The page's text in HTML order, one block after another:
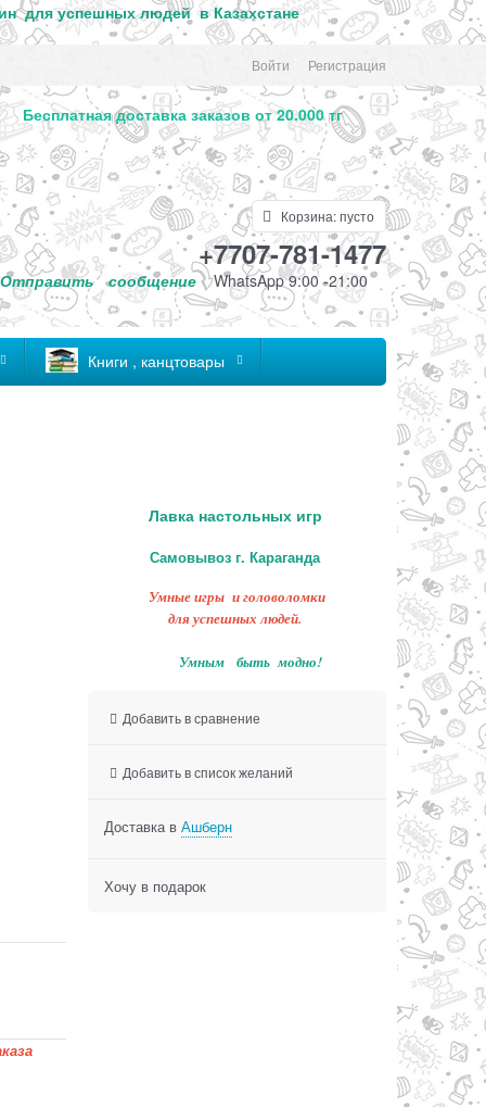
для успешных людей в Казахстане
Войти Регистрация
доставка заказов от 20.000 тг
Корзина:пусто
+7707-781-1477
Отправить сообщениеWhatsApp 9:00 -21:00
Книги , канцтовары
Лавка настольных игр
Самовывоз г. Караганда
Умные игры и головоломки
для успешных людей.
Умным быть модно!
Добавить в сравнение
Добавить в список желаний
Доставка в Ашберн
Хочу в подарок